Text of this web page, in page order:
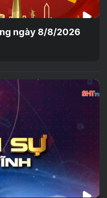
ngày 8/8/2026